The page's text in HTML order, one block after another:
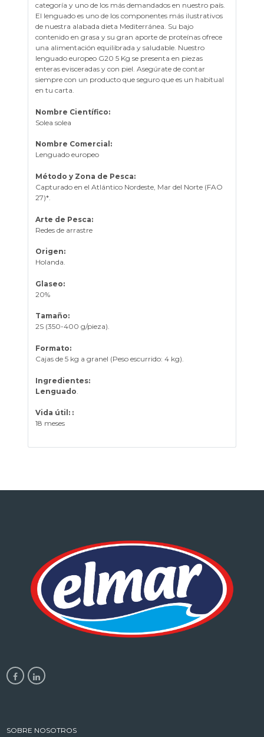
categoría y uno de los más demandados en nuestro país.
El lenguado es uno de los componentes más ilustrativos
de nuestra alabada dieta Mediterránea. Su bajo
contenido en grasa y su gran aporte de proteínas ofrece
una alimentación equilibrada y saludable. Nuestro
lenguado europeo G20 5 Kg se presenta en piezas
enteras evisceradas y con piel. Asegúrate de contar
siempre con un producto que seguro que es un habitual
en tu carta.
Nombre Científico:
Solea solea
Nombre Comercial:
Lenguado europeo
Método y Zona de Pesca:
Capturado en el Atlántico Nordeste, Mar del Norte (FAO
27)*.
Arte de Pesca:
Redes de arrastre
Origen:
Holanda.
Glaseo:
20%
Tamaño:
2S (350-400 g/pieza).
Formato:
Cajas de 5 kg a granel (Peso escurrido: 4 kg).
Ingredientes:
Lenguado
Vida útil: :
18 meses
SOBRE NOSOTROS